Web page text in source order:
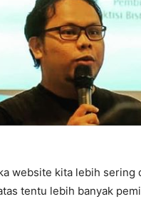
website kita lebih sering
tentu lebih banyak